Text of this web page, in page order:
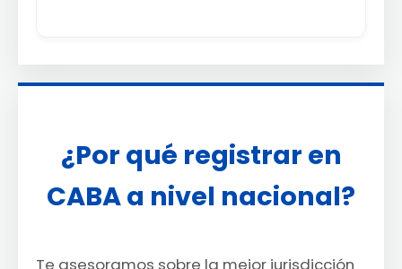
¿Por qué registrar en
CABA a nivel nacional?
Te asesoramos sobre la mejor jurisdicción